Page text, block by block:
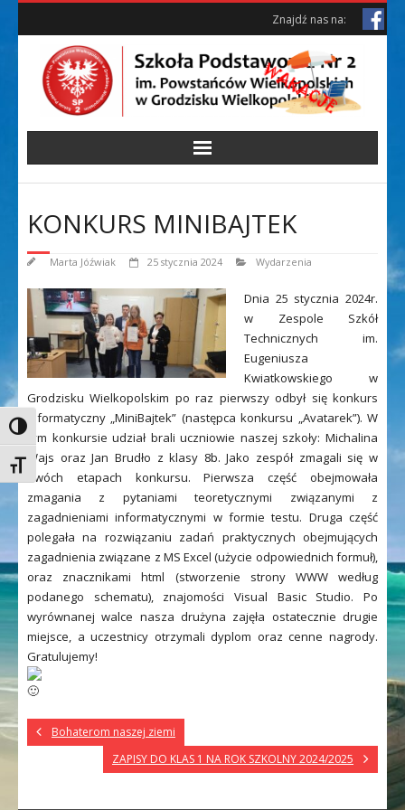
Skip
Toggle High Contrast
Toggle Font size
Skip
Znajdź nas na:
KONKURS MINIBAJTEK
Marta Jóźwiak 25 stycznia 2024 Wydarzenia
Dnia 25 stycznia 2024r.
w Zespole Szkół
Technicznych im.
Eugeniusza
Kwiatkowskiego w
Grodzisku Wielkopolskim po raz pierwszy odbył się konkurs
informatyczny „MiniBajtek” (następca konkursu „Avatarek”). W
tym konkursie udział brali uczniowie naszej szkoły: Michalina
Wajs oraz Jan Brudło z klasy 8b. Jako zespół zmagali się w
dwóch etapach konkursu. Pierwsza część obejmowała
zmagania z pytaniami teoretycznymi związanymi z
zagadnieniami informatycznymi w formie testu. Druga część
polegała na rozwiązaniu zadań praktycznych obejmujących
zagadnienia związane z MS Excel (użycie odpowiednich formuł),
oraz znacznikami html (stworzenie strony WWW według
podanego schematu), znajomości Visual Basic Studio. Po
wyrównanej walce nasza drużyna zajęła ostatecznie drugie
miejsce, a uczestnicy otrzymali dyplom oraz cenne nagrody.
Gratulujemy!
Bohaterom naszej ziemi
ZAPISY DO KLAS 1 NA ROK SZKOLNY 2024/2025